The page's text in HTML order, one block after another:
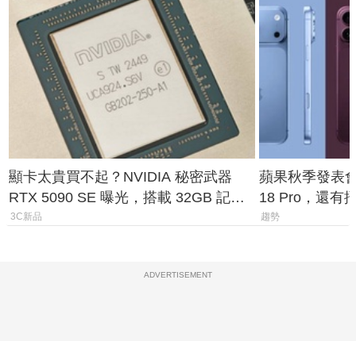
顯卡太貴買不起？NVIDIA 秘密武器
RTX 5090 SE 曝光，搭載 32GB 記憶
體
3C新品
蘋果秋季發表
18 Pro，還有
測一次看
趨勢
ADVERTISEMENT